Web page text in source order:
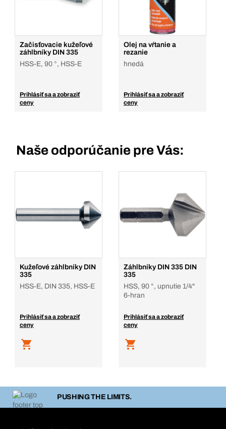
Začisťovacie kužeľové
záhlbníky DIN 335
HSS-E, 90 °, HSS-E
Prihlásiť sa a zobraziť
ceny
Olej na vŕtanie a
rezanie
hnedá
Prihlásiť sa a zobraziť
ceny
Naše odporúčanie pre Vás:
Kužeľové záhlbníky DIN
335
HSS-E, DIN 335, HSS-E
Prihlásiť sa a zobraziť
ceny
Záhlbníky DIN 335 DIN
335
HSS, 90 °, upnutie 1/4"
6-hran
Prihlásiť sa a zobraziť
ceny
PUSHING THE LIMITS.